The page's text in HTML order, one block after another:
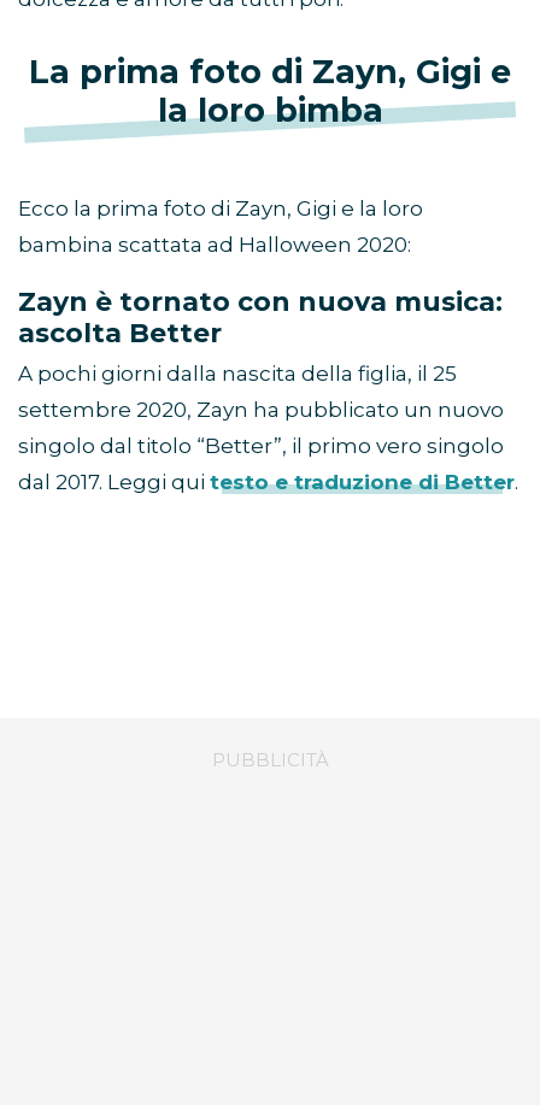
La prima foto di Zayn, Gigi e
la loro bimba
Ecco la prima foto di Zayn, Gigi e la loro
bambina scattata ad Halloween 2020:
Zayn è tornato con nuova musica:
ascolta Better
A pochi giorni dalla nascita della figlia, il 25
settembre 2020, Zayn ha pubblicato un nuovo
singolo dal titolo “Better”, il primo vero singolo
dal 2017. Leggi qui testo e traduzione di Better.